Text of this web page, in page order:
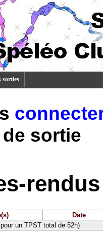
sorties
sortie
Date
un TPST total de 52h)